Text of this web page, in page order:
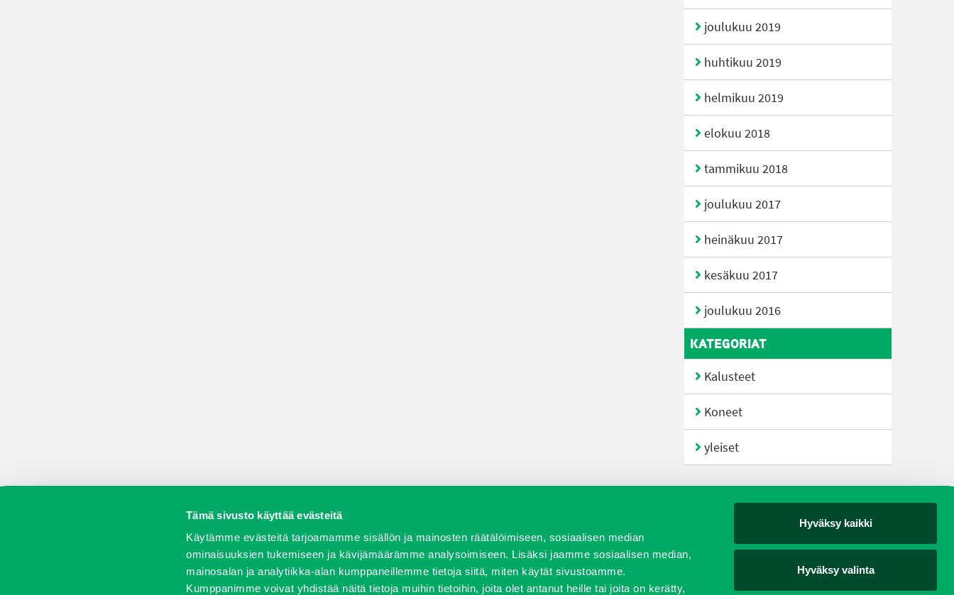
Tämä sivusto käyttää evästeitä
Käytämme evästeitä tarjoamamme sisällön ja mainosten räätälöimiseen, sosiaalisen median
ominaisuuksien tukemiseen ja kävijämäärämme analysoimiseen. Lisäksi jaamme sosiaalisen median,
mainosalan ja analytiikka-alan kumppaneillemme tietoja siitä, miten käytät sivustoamme.
Kumppanimme voivat yhdistää näitä tietoja muihin tietoihin, joita olet antanut heille tai joita on kerätty,
Hyväksy kaikki
Hyväksy valinta
joulukuu 2019
huhtikuu 2019
helmikuu 2019
elokuu 2018
tammikuu 2018
joulukuu 2017
heinäkuu 2017
kesäkuu 2017
joulukuu 2016
KATEGORIAT
Kalusteet
Koneet
yleiset
Vaihtokoneet Kalusteet Huolto ja varaosat Verkkokauppa JT Vuokrakone Jälleenmyyjät